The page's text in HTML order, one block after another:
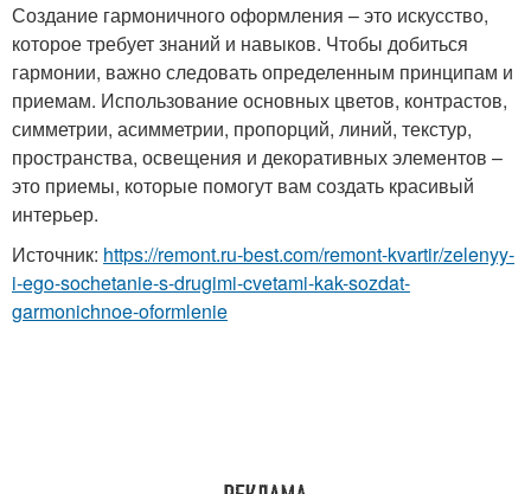
Создание гармоничного оформления – это искусство,
которое требует знаний и навыков. Чтобы добиться
гармонии, важно следовать определенным принципам и
приемам. Использование основных цветов, контрастов,
симметрии, асимметрии, пропорций, линий, текстур,
пространства, освещения и декоративных элементов –
это приемы, которые помогут вам создать красивый
интерьер.
Источник: https://remont.ru-best.com/remont-kvartir/zelenyy-
i-ego-sochetanie-s-drugimi-cvetami-kak-sozdat-
garmonichnoe-oformlenie